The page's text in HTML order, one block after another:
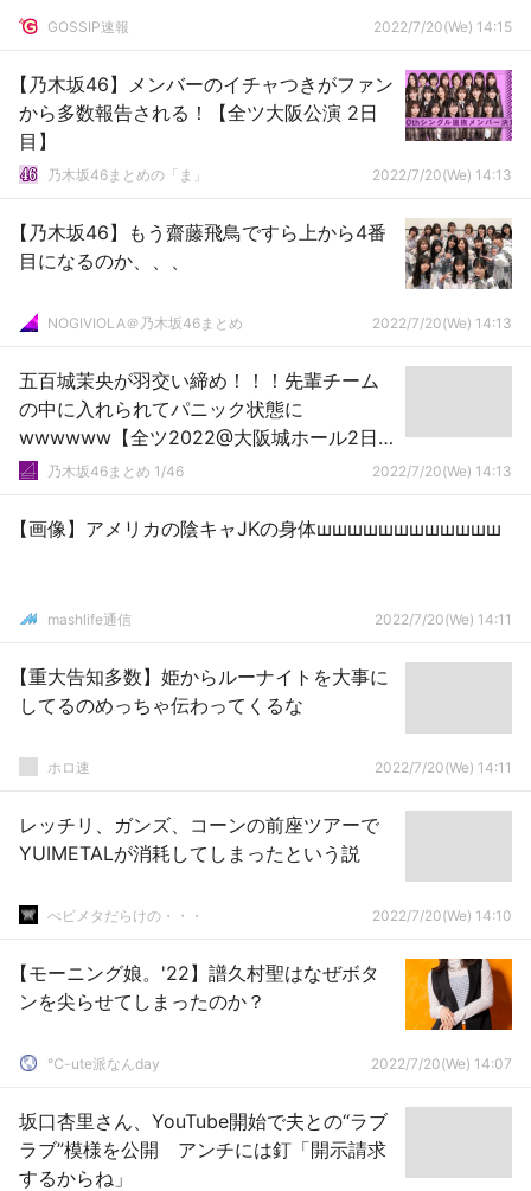
GOSSIP速報 2022/7/20(We) 14:15
【乃木坂46】メンバーのイチャつきがファン
から多数報告される！【全ツ大阪公演 2日
目】
乃木坂46まとめの「ま」 2022/7/20(We) 14:13
【乃木坂46】もう齋藤飛鳥ですら上から4番
目になるのか、、、
NOGIVIOLA＠乃木坂46まとめ 2022/7/20(We) 14:13
五百城茉央が羽交い締め！！！先輩チーム
の中に入れられてパニック状態に
wwwwww【全ツ2022@大阪城ホール2日
目】【乃木坂46】
乃木坂46まとめ 1/46 2022/7/20(We) 14:13
【画像】アメリカの陰キャJKの身体шшшшшшшшшшшш
mashlife通信 2022/7/20(We) 14:11
【重大告知多数】姫からルーナイトを大事に
してるのめっちゃ伝わってくるな
ホロ速 2022/7/20(We) 14:11
レッチリ、ガンズ、コーンの前座ツアーで
YUIMETALが消耗してしまったという説
べビメタだらけの・・・ 2022/7/20(We) 14:10
【モーニング娘。'22】譜久村聖はなぜボタ
ンを尖らせてしまったのか？
℃-ute派なんday 2022/7/20(We) 14:07
坂口杏里さん、YouTube開始で夫との“ラブ
ラブ”模様を公開 アンチには釘「開示請求
するからね」